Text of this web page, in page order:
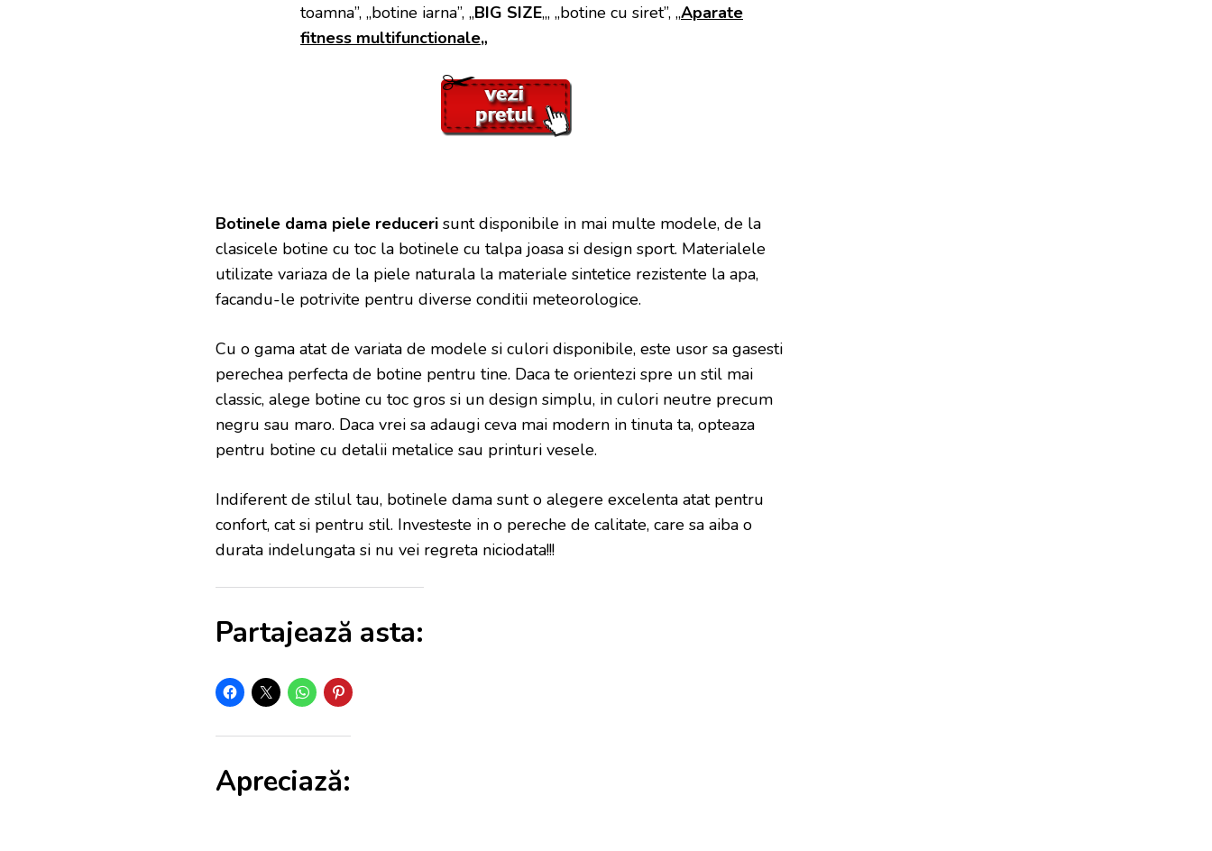
toamna”, „botine iarna”, „BIG SIZE„, „botine cu siret”, „Aparate
fitness multifunctionale„
Botinele dama piele reduceri sunt disponibile in mai multe modele, de la
clasicele botine cu toc la botinele cu talpa joasa si design sport. Materialele
utilizate variaza de la piele naturala la materiale sintetice rezistente la apa,
facandu-le potrivite pentru diverse conditii meteorologice.
Cu o gama atat de variata de modele si culori disponibile, este usor sa gasesti
perechea perfecta de botine pentru tine. Daca te orientezi spre un stil mai
classic, alege botine cu toc gros si un design simplu, in culori neutre precum
negru sau maro. Daca vrei sa adaugi ceva mai modern in tinuta ta, opteaza
pentru botine cu detalii metalice sau printuri vesele.
Indiferent de stilul tau, botinele dama sunt o alegere excelenta atat pentru
confort, cat si pentru stil. Investeste in o pereche de calitate, care sa aiba o
durata indelungata si nu vei regreta niciodata!!!
Partajează asta:
Apreciază: